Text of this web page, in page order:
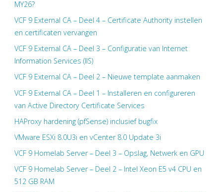
zonder
demontage"
MY26?
VCF 9 External CA – Deel 4 – Certificate Authority instellen
en certificaten vervangen
VCF 9 External CA – Deel 3 – Configuratie van Internet
Information Services (IIS)
VCF 9 External CA – Deel 2 – Nieuwe template aanmaken
VCF 9 External CA – Deel 1 – Installeren en configureren
van Active Directory Certificate Services
HAProxy hardening (pfSense) inclusief bugfix
VMware ESXi 8.0U3i en vCenter 8.0 Update 3i
VCF 9 Homelab Server – Deel 3 – Opslag, Netwerk en GPU
VCF 9 Homelab Server – Deel 2 – Intel Xeon E5 v4 CPU en
512 GB RAM